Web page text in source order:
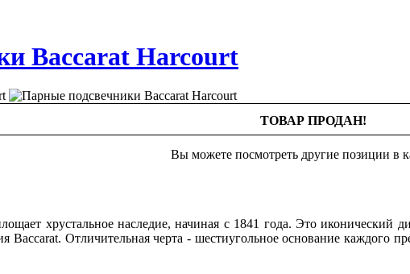
Baccarat Harcourt
ТОВАР ПРОДАН!
Вы можете посмотреть другие позиции в
хрустальное наследие, начиная с 1841 года. Это иконический
Baccarat. Отличительная черта - шестиугольное основание каждого